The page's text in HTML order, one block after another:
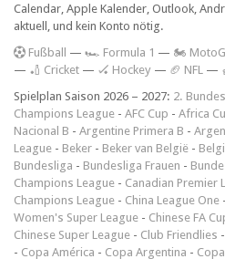
Calendar, Apple Kalender, Outlook,
aktuell, und kein Konto nötig.
Fußball — 🏎️ Formula 1 — 🏍
— 🏏 Cricket — 🏑 Hockey — 🏈 NFL —
Spielplan Saison 2026 – 2027: 2.
Champions League - AFC Cup - Africa
Nacional B - Argentine Primera B -
League - Beker - Beker van België -
Bundesliga - Bundesliga Frauen -
Champions League - Canadian Premier
Champions League - China League One -
Women's Super League - Chinese FA
Chinese Super League - Club Friendlies -
- Copa América - Copa Argentina -